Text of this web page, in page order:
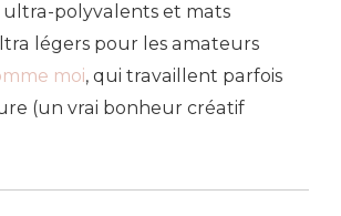
ultra-polyvalents et mats
légers pour les amateurs
moi, qui travaillent parfois
(un vrai bonheur créatif